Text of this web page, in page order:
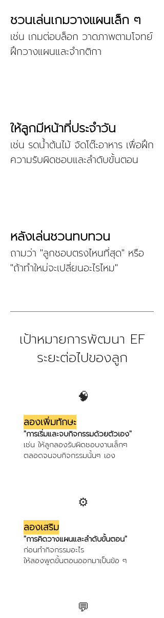
ชวนเล่นเกมวางแผนเล็ก ๆ
เช่น เกมต่อบล็อก วาดภาพตามโจทย์
ฝึกวางแผนและจำกติกา
ให้ลูกมีหน้าที่ประจำวัน
เช่น รดน้ำต้นไม้ จัดโต๊ะอาหาร เพื่อฝึก
ความรับผิดชอบและลำดับขั้นตอน
หลังเล่นชวนทบทวน
ถามว่า "ลูกชอบตรงไหนที่สุด" หรือ
"ถ้าทำใหม่จะเปลี่ยนอะไรไหม"
เป้าหมายการพัฒนา EF
ระยะต่อไปของลูก
🧠
ลองเพิ่มทักษะ
"การเริ่มและจบกิจกรรมด้วยตัวเอง"
เช่น ให้ลูกลองรับผิดชอบงานเล็กๆ
ตลอดจนจบกิจกรรมนั้นๆ เอง
⚙️
ลองเสริม
"การคิดวางแผนและลำดับขั้นตอน"
ก่อนทำกิจกรรมอะไร
ให้ลองพูดขั้นตอนออกมาเป็นข้อ ๆ
💬